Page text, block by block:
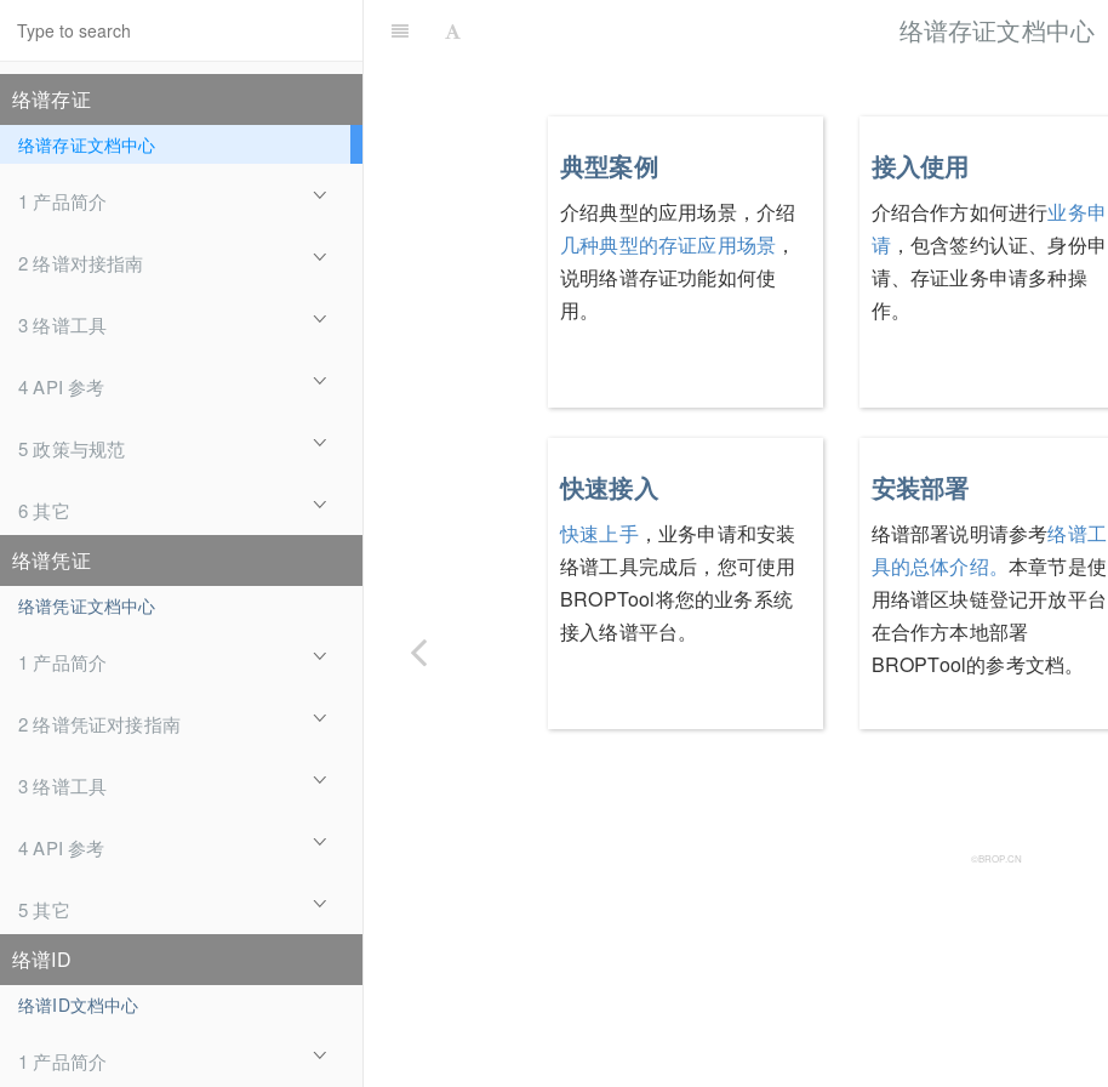
络谱存证
络谱存证文档中心
1 产品简介
2 络谱对接指南
3 络谱工具
4 API 参考
5 政策与规范
6 其它
络谱凭证
络谱凭证文档中心
1 产品简介
2 络谱凭证对接指南
3 络谱工具
4 API 参考
5 其它
络谱ID
络谱ID文档中心
1 产品简介
络谱存证文档中心
典型案例
介绍典型的应用场景，介绍
几种典型的存证应用场景 ，
说明络谱存证功能如何使
用。
接入使用
介绍合作方如何进行业务申
请，包含签约认证、身份申
请、存证业务申请多种操
作。
快速接入
快速上手，业务申请和安装
络谱工具完成后，您可使用
BROPTool将您的业务系统
接入络谱平台。
安装部署
络谱部署说明请参考络谱工
具的总体介绍。本章节是使
用络谱区块链登记开放平台
在合作方本地部署
BROPTool的参考文档。
©BROP.CN